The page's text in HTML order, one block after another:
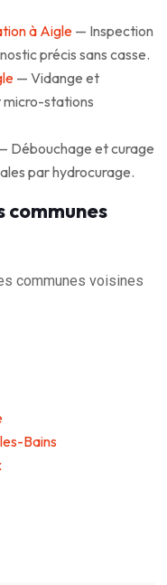
à Aigle — Inspection
précis sans casse.
— Vidange et
micro-stations
Débouchage et curage
par hydrocurage.
communes
communes voisines
Bains